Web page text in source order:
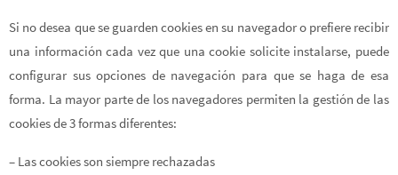
Si no desea que se guarden cookies en su navegador o prefiere recibir
una información cada vez que una cookie solicite instalarse, puede
configurar sus opciones de navegación para que se haga de esa
forma. La mayor parte de los navegadores permiten la gestión de las
cookies de 3 formas diferentes:
– Las cookies son siempre rechazadas